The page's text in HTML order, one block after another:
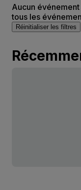
Aucun
tous les
Réinitialiser les filtres